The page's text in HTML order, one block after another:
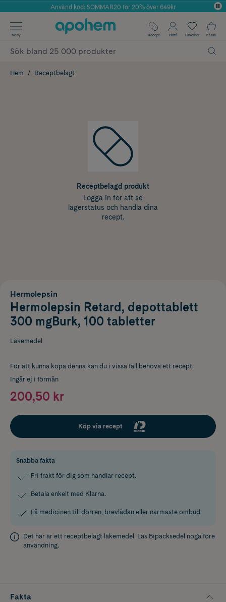
Årets Butik 2025 inom Skönhet
Använd kod: SOMMAR20 för 20% över 649kr
✓ Fri frakt
✓ Poäng på alla köp*
Meny Recept Profil Favoriter Kassa
Hem Receptbelagt
Receptbelagd produkt
Logga in för att se
lagerstatus och handla dina
recept.
Hermolepsin
Hermolepsin Retard, depottablett
300 mgBurk, 100 tabletter
Läkemedel
För att kunna köpa denna kan du i vissa fall behöva ett recept.
Ingår ej i förmån
200,50 kr
Köp via recept
Snabba fakta
Fri frakt för dig som handlar recept.
Betala enkelt med Klarna.
Få medicinen till dörren, brevlådan eller närmaste ombud.
Det här är ett receptbelagt läkemedel. Läs Bipacksedel noga före
användning.
Fakta